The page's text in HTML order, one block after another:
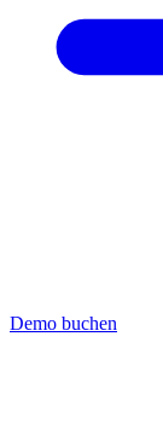
Demo buchen